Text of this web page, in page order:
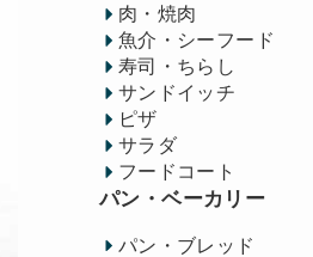
肉・焼肉
魚介・シーフード
寿司・ちらし
サンドイッチ
ピザ
サラダ
フードコート
パン・ベーカリー
パン・ブレッド